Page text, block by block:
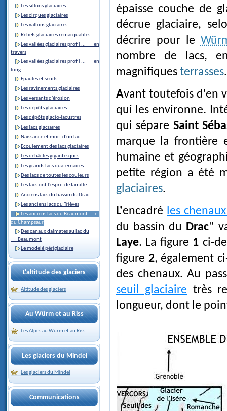
Les sillons glaciaires
Les cirques glaciaires
Les vallons glaciaires
Reliefs glaciaires remarquables
Les vallées glaciaires profil ... en
travers
Les vallées glaciaires profil ... en
long
Epaules et seuils
Les ravinements glaciaires
Les versants d'érosion
Les dépôts glaciaires
Les dépôts glacio-lacustres
Les lacs glaciaires
Naissance et mort d'un lac
Ecoulement des lacs glaciaires
Les débâcles gigantesques
Les grands lacs quaternaires
Des lacs de toutes les couleurs
Les lacs ont l'esprit de famille
Anciens lacs du bassin du Drac
Les anciens lacs du Trièves
Les anciens lacs du Beaumont et
du Champsaur
Des canaux dalmates au lac du
Beaumont
Le modelé périglaciaire
L'altitude des glaciers
Altitude des glaciers
Au Würm et au Riss
Les Alpes au Würm et au Riss
Les glaciers du Mindel
Les glaciers du Mindel
Communications
épaisse couche de
décrue glaciaire,
décrire pour le
nombre de lacs,
magnifiques terrasses.
Avant toutefois d'en venir à l'étude de ces lacs, il nous faut parler du relief
qui les environne.
qui sépare Saint
marque la frontière
humaine et
petite région a été
glaciaires.
L'encadré les
du bassin du Drac"
Laye. La figure 1 ci-
figure 2, également
des chenaux. Au
seuil glaciaire très
longueur, dont le